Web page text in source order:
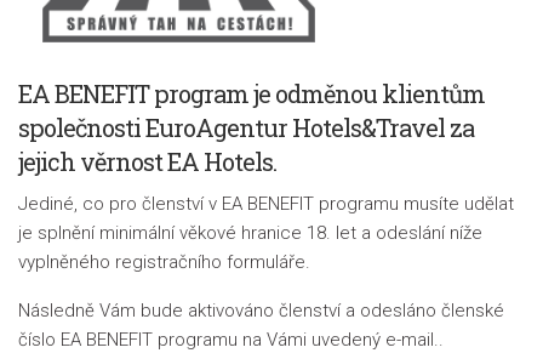
EA BENEFIT program je odměnou klientům
společnosti EuroAgentur Hotels&Travel za
jejich věrnost EA Hotels.
Jediné, co pro členství v EA BENEFIT programu musíte udělat
je splnění minimální věkové hranice 18. let a odeslání níže
vyplněného registračního formuláře.
Následně Vám bude aktivováno členství a odesláno členské
číslo EA BENEFIT programu na Vámi uvedený e-mail..